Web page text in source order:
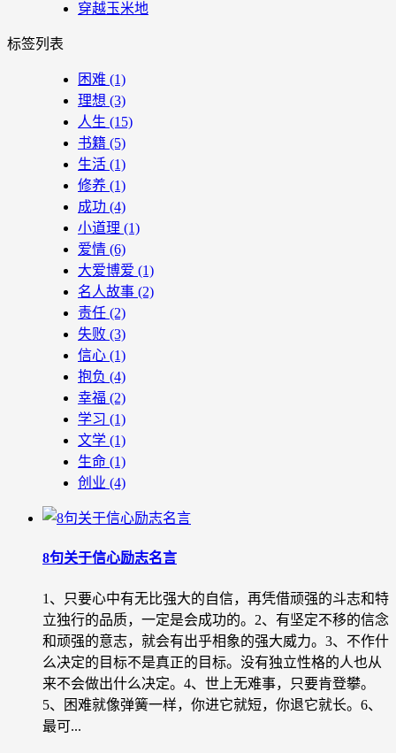
穿越玉米地
标签列表
困难 (1)
理想 (3)
人生 (15)
书籍 (5)
生活 (1)
修养 (1)
成功 (4)
小道理 (1)
爱情 (6)
大爱博爱 (1)
名人故事 (2)
责任 (2)
失败 (3)
信心 (1)
抱负 (4)
幸福 (2)
学习 (1)
文学 (1)
生命 (1)
创业 (4)
8句关于信心励志名言
1、只要心中有无比强大的自信，再凭借顽强的斗志和特
立独行的品质，一定是会成功的。2、有坚定不移的信念
和顽强的意志，就会有出乎相象的强大威力。3、不作什
么决定的目标不是真正的目标。没有独立性格的人也从
来不会做出什么决定。4、世上无难事，只要肯登攀。
5、困难就像弹簧一样，你进它就短，你退它就长。6、
最可...